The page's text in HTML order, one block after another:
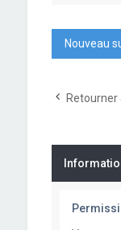
Nouveau
Retourner